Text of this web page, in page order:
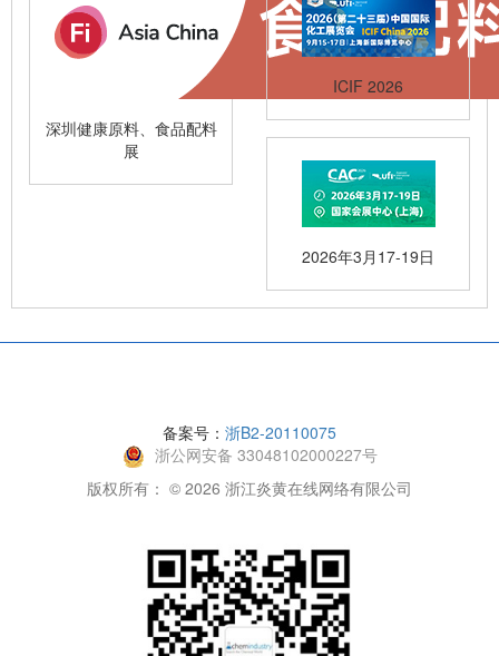
深圳健康原料、食品配料
展
ICIF 2026
2026年3月17-19日
备案号： 浙B2-20110075
浙公网安备 33048102000227号
版权所有： © 2026 浙江炎黄在线网络有限公司